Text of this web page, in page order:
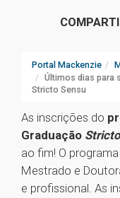
Portal Mackenzie
Últimos dias para
Stricto Sensu
As inscrições do
Graduação
ao fim! O
Mestrado e
e profissional. As